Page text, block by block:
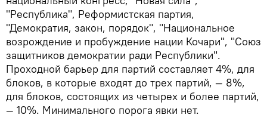
"Республика", Реформистская партия,
"Демократия, закон, порядок", "Национальное
возрождение и пробуждение нации Кочари", "Союз
защитников демократии ради Республики".
Проходной барьер для партий составляет 4%, для
блоков, в которые входят до трех партий, — 8%,
для блоков, состоящих из четырех и более партий,
— 10%. Минимального порога явки нет.